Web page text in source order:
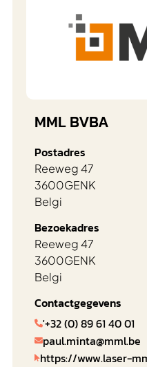
MML BVBA
Postadres
Reeweg 47
3600GENK
Belgi
Bezoekadres
Reeweg 47
3600GENK
Belgi
Contactgegevens
'+32 (0) 89 61 40 01
paul.minta@mml.be
https://www.laser-